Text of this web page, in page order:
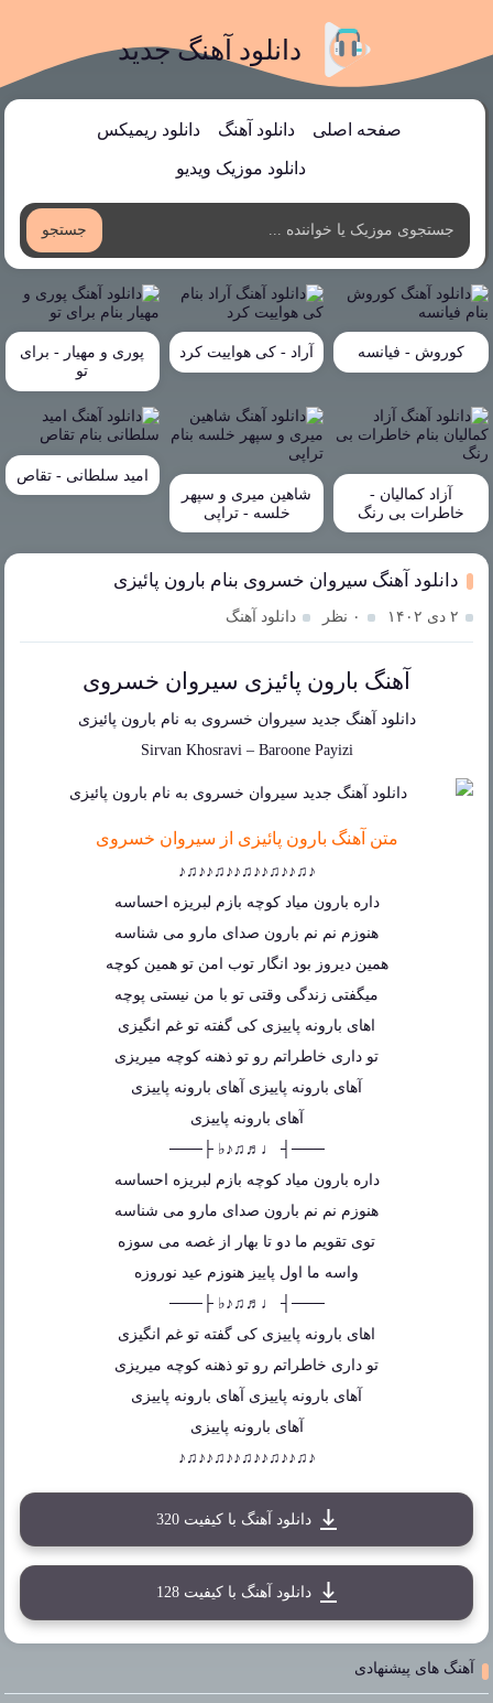
دانلود آهنگ جدید
صفحه اصلی دانلود آهنگ دانلود ریمیکس
دانلود موزیک ویدیو
جستجو
کوروش - فیانسه آراد - کی هواییت کرد
پوری و مهیار - برای
تو
آزاد کمالیان -
خاطرات بی رنگ
شاهین میری و سپهر
خلسه - تراپی
امید سلطانی - تقاص
دانلود آهنگ سیروان خسروی بنام بارون پائیزی
۲ دی ۱۴۰۲ ۰ نظر دانلود آهنگ
آهنگ بارون پائیزی سیروان خسروی
دانلود آهنگ جدید سیروان خسروی به نام بارون پائیزی
Sirvan Khosravi – Baroone Payizi
متن آهنگ بارون پائیزی از سیروان خسروی
♪♫♪♪♫♪♪♫♪♪♫♪♪♫♪
داره بارون میاد کوچه بازم لبریزه احساسه
هنوزم نم نم بارون صدای مارو می شناسه
همین دیروز بود انگار توب امن تو همین کوچه
میگفتی زندگی وقتی تو با من نیستی پوچه
اهای بارونه پاییزی کی گفته تو غم انگیزی
تو داری خاطراتم رو تو ذهنه کوچه میریزی
آهای بارونه پاییزی آهای بارونه پاییزی
آهای بارونه پاییزی
───┤ ♩♬♫♪♭ ├───
داره بارون میاد کوچه بازم لبریزه احساسه
هنوزم نم نم بارون صدای مارو می شناسه
توی تقویم ما دو تا بهار از غصه می سوزه
واسه ما اول پاییز هنوزم عید نوروزه
───┤ ♩♬♫♪♭ ├───
اهای بارونه پاییزی کی گفته تو غم انگیزی
تو داری خاطراتم رو تو ذهنه کوچه میریزی
آهای بارونه پاییزی آهای بارونه پاییزی
آهای بارونه پاییزی
♪♫♪♪♫♪♪♫♪♪♫♪♪♫♪
دانلود آهنگ با کیفیت 320
دانلود آهنگ با کیفیت 128
آهنگ های پیشنهادی